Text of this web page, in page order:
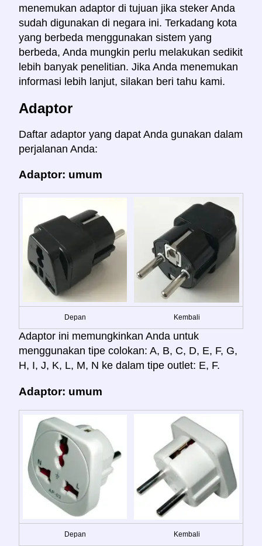
menemukan adaptor di tujuan jika steker Anda
sudah digunakan di negara ini. Terkadang kota
yang berbeda menggunakan sistem yang
berbeda, Anda mungkin perlu melakukan sedikit
lebih banyak penelitian. Jika Anda menemukan
informasi lebih lanjut, silakan beri tahu kami.
Adaptor
Daftar adaptor yang dapat Anda gunakan dalam
perjalanan Anda:
Adaptor: umum
Depan Kembali
Adaptor ini memungkinkan Anda untuk
menggunakan tipe colokan: A, B, C, D, E, F, G,
H, I, J, K, L, M, N ke dalam tipe outlet: E, F.
Adaptor: umum
Depan Kembali